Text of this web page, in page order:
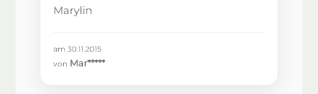
Marylin
am 30.11.2015
von Mar*****